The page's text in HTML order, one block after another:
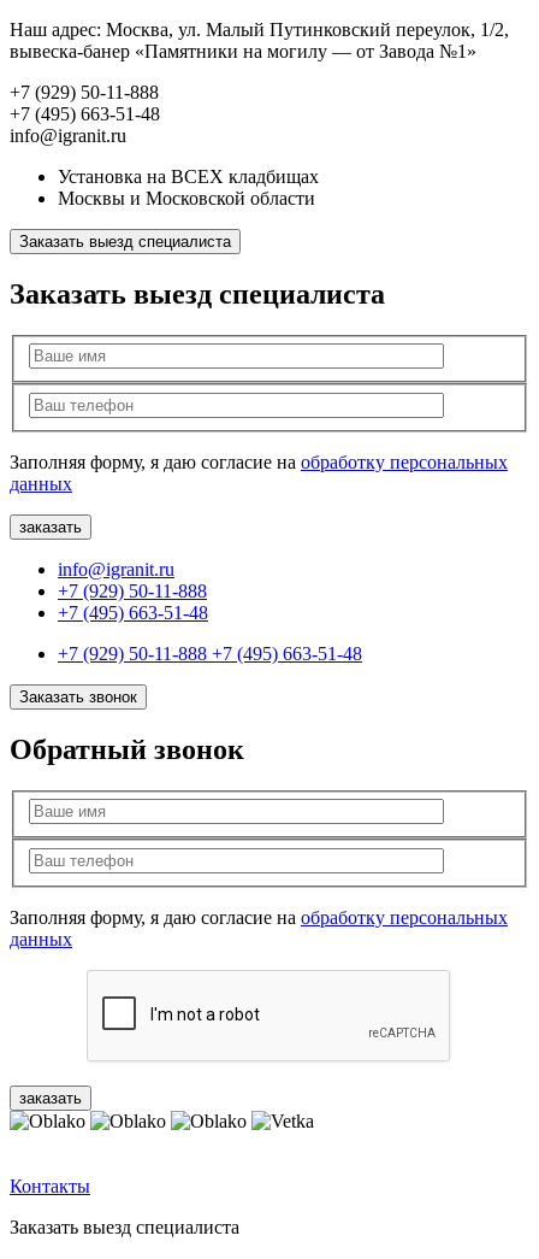
Наш адрес: Москва, ул. Малый Путинковский переулок, 1/2,
вывеска-банер «Памятники на могилу — от Завода №1»
+7 (929) 50-11-888
+7 (495) 663-51-48
info@igranit.ru
Установка на ВСЕХ кладбищах
Москвы и Московской области
Заказать выезд специалиста
Заказать выезд специалиста
Заполняя форму, я даю согласие на обработку персональных
данных
info@igranit.ru
+7 (929) 50-11-888
+7 (495) 663-51-48
+7 (929) 50-11-888 +7 (495) 663-51-48
Заказать звонок
Обратный звонок
Заполняя форму, я даю согласие на обработку персональных
данных
Контакты
Заказать выезд специалиста